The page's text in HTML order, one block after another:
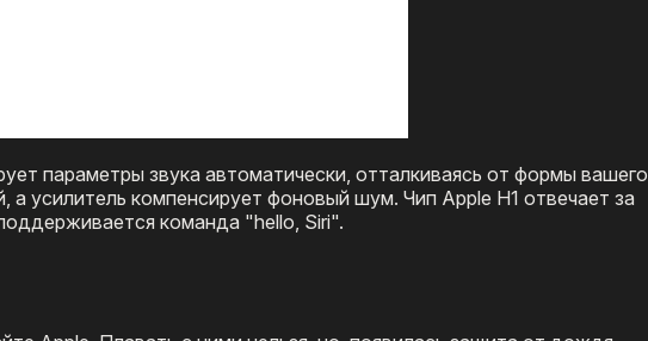
параметры звука автоматически, отталкиваясь от формы вашего
усилитель компенсирует фоновый шум. Чип Apple H1 отвечает за
команда "hello, Siri".